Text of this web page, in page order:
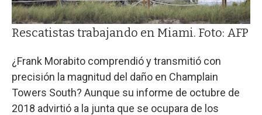
Rescatistas trabajando en Miami. Foto: AFP
¿Frank Morabito comprendió y transmitió con
precisión la magnitud del daño en Champlain
Towers South? Aunque su informe de octubre de
2018 advirtió a la junta que se ocupara de los